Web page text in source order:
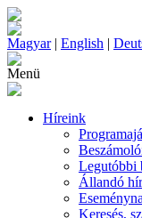
Magyar| English |
Menü
Híreink
Legutóbbi
Állandó
Keresés,